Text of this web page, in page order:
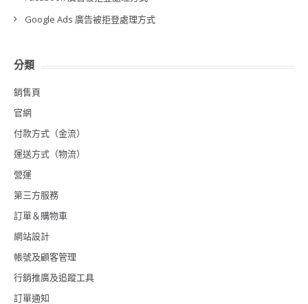
Google Ads 廣告被拒登處理方式
分類
銷售頁
官網
付款方式（金流）
運送方式（物流）
營運
第三方服務
訂單＆購物車
網站設計
帳號及顧客管理
行銷推廣及追蹤工具
訂單通知